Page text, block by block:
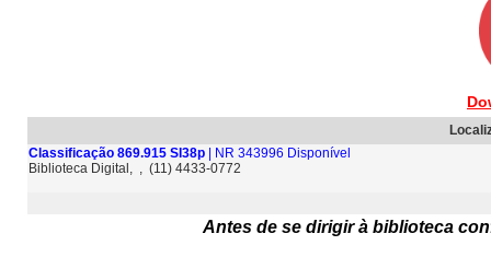
Classificação 869.915 SI38p | NR 343996 Disponível
Biblioteca Digital, , (11) 4433-0772
Antes de se dirigir à biblioteca